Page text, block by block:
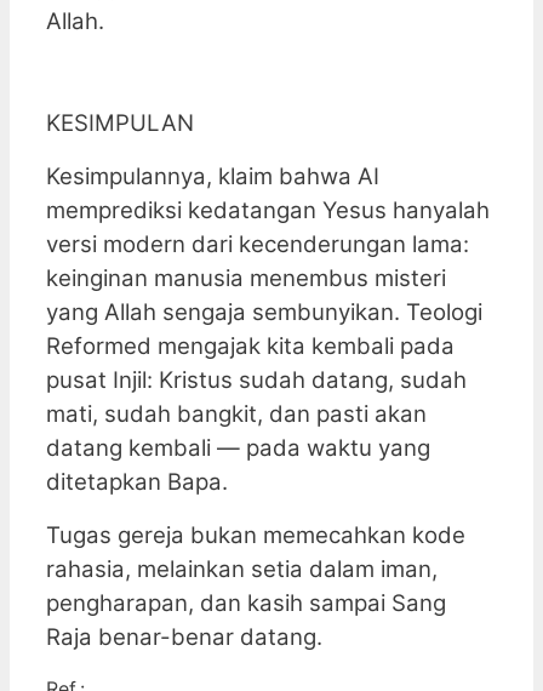
Allah.
KESIMPULAN
Kesimpulannya, klaim bahwa AI
memprediksi kedatangan Yesus hanyalah
versi modern dari kecenderungan lama:
keinginan manusia menembus misteri
yang Allah sengaja sembunyikan. Teologi
Reformed mengajak kita kembali pada
pusat Injil: Kristus sudah datang, sudah
mati, sudah bangkit, dan pasti akan
datang kembali — pada waktu yang
ditetapkan Bapa.
Tugas gereja bukan memecahkan kode
rahasia, melainkan setia dalam iman,
pengharapan, dan kasih sampai Sang
Raja benar-benar datang.